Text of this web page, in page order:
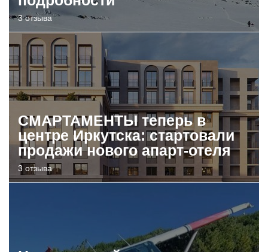
3 отзыва
СМАРТАМЕНТЫ теперь в
центре Иркутска: стартовали
продажи нового апарт-отеля
3 отзыва